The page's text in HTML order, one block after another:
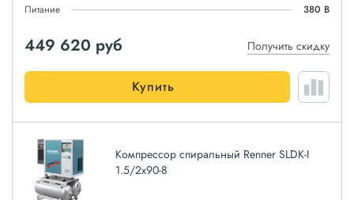
Питание
380 В
449 620 руб Получить скидку
Купить
Компрессор спиральный Renner SLDK-I
1.5/2x90-8